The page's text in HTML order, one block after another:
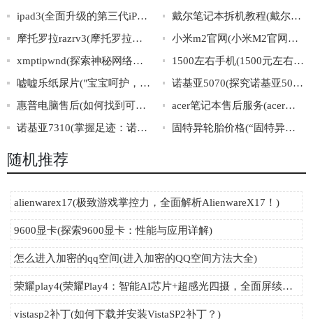
ipad3(全面升级的第三代iPad)
戴尔笔记本拆机教程(戴尔笔记本详细拆机操作指南)
摩托罗拉razrv3(摩托罗拉经典智能机：RAZRV3)
小米m2官网(小米M2官网最新资讯及购买指南)
xmptipwnd(探索神秘网络岛屿“xmptipwnd”的秘密世界)
1500左右手机(1500元左右的手机推荐及选购攻略，最新列表必看！)
嘘嘘乐纸尿片("宝宝呵护，选择嘘嘘乐纸尿片，给宝宝最舒适的呵护！")
诺基亚5070(探究诺基亚5070：功能与特点解析)
惠普电脑售后(如何找到可信赖的惠普电脑售后服务？)
acer笔记本售后服务(acer笔记本售后服务：专业解决您的问题)
诺基亚7310(掌握足迹：诺基亚7310的历史、特点与演变)
固特异轮胎价格(“固特异轮胎价格”大揭秘，你真的了解吗？)
随机推荐
alienwarex17(极致游戏掌控力，全面解析AlienwareX17！)
9600显卡(探索9600显卡：性能与应用详解)
怎么进入加密的qq空间(进入加密的QQ空间方法大全)
荣耀play4(荣耀Play4：智能AI芯片+超感光四摄，全面屏续航新飞跃！)
vistasp2补丁(如何下载并安装VistaSP2补丁？)